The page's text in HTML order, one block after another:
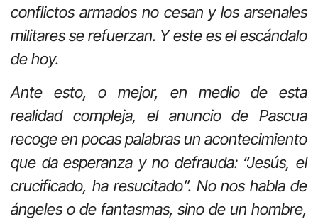
conflictos armados no cesan y los arsenales
militares se refuerzan. Y este es el escándalo
de hoy.
Ante esto, o mejor, en medio de esta
realidad compleja, el anuncio de Pascua
recoge en pocas palabras un acontecimiento
que da esperanza y no defrauda: “Jesús, el
crucificado, ha resucitado”. No nos habla de
ángeles o de fantasmas, sino de un hombre,